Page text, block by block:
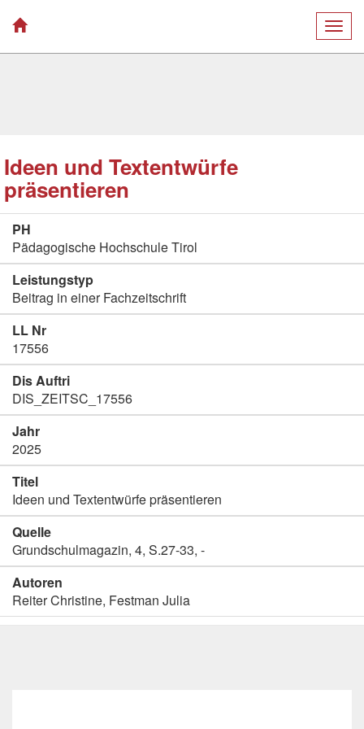
Ideen und Textentwürfe
präsentieren
PH
Pädagogische Hochschule Tirol
Leistungstyp
Beitrag in einer Fachzeitschrift
LL Nr
17556
Dis Auftri
DIS_ZEITSC_17556
Jahr
2025
Titel
Ideen und Textentwürfe präsentieren
Quelle
Grundschulmagazin, 4, S.27-33, -
Autoren
Reiter Christine, Festman Julia